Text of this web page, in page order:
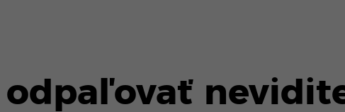
odpaľovať